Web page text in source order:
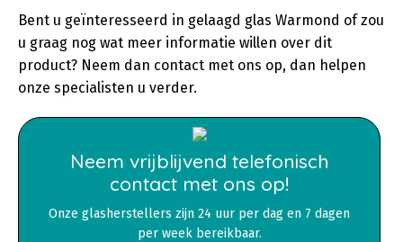
Bent u geïnteresseerd in gelaagd glas Warmond of zou
u graag nog wat meer informatie willen over dit
product? Neem dan contact met ons op, dan helpen
onze specialisten u verder.
Neem vrijblijvend telefonisch
contact met ons op!
Onze glasherstellers zijn 24 uur per dag en 7 dagen
per week bereikbaar.